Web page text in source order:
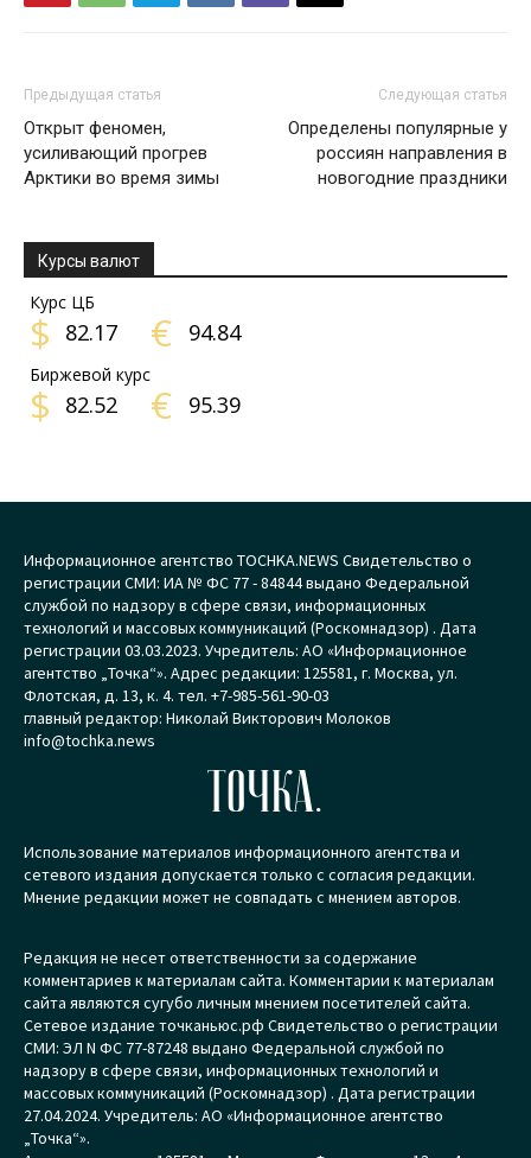
Предыдущая статья
Открыт феномен,
усиливающий прогрев
Арктики во время зимы
Следующая статья
Определены популярные у
россиян направления в
новогодние праздники
Курсы валют
Курс ЦБ
$ 82.17 € 94.84
Биржевой курс
$ 82.52 € 95.39
Информационное агентство TOCHKA.NEWS Свидетельство о
регистрации СМИ: ИА № ФС 77 - 84844 выдано Федеральной
службой по надзору в сфере связи, информационных
технологий и массовых коммуникаций (Роскомнадзор) . Дата
регистрации 03.03.2023. Учредитель: АО «Информационное
агентство „Точка“». Адрес редакции: 125581, г. Москва, ул.
Флотская, д. 13, к. 4. тел. +7-985-561-90-03
главный редактор: Николай Викторович Молоков
info@tochka.news
ТОЧКА.
Использование материалов информационного агентства и
сетевого издания допускается только с согласия редакции.
Мнение редакции может не совпадать с мнением авторов.
Редакция не несет ответственности за содержание
комментариев к материалам сайта. Комментарии к материалам
сайта являются сугубо личным мнением посетителей сайта.
Сетевое издание точканьюс.рф Свидетельство о регистрации
СМИ: ЭЛ N ФС 77-87248 выдано Федеральной службой по
надзору в сфере связи, информационных технологий и
массовых коммуникаций (Роскомнадзор) . Дата регистрации
27.04.2024. Учредитель: АО «Информационное агентство
„Точка“».